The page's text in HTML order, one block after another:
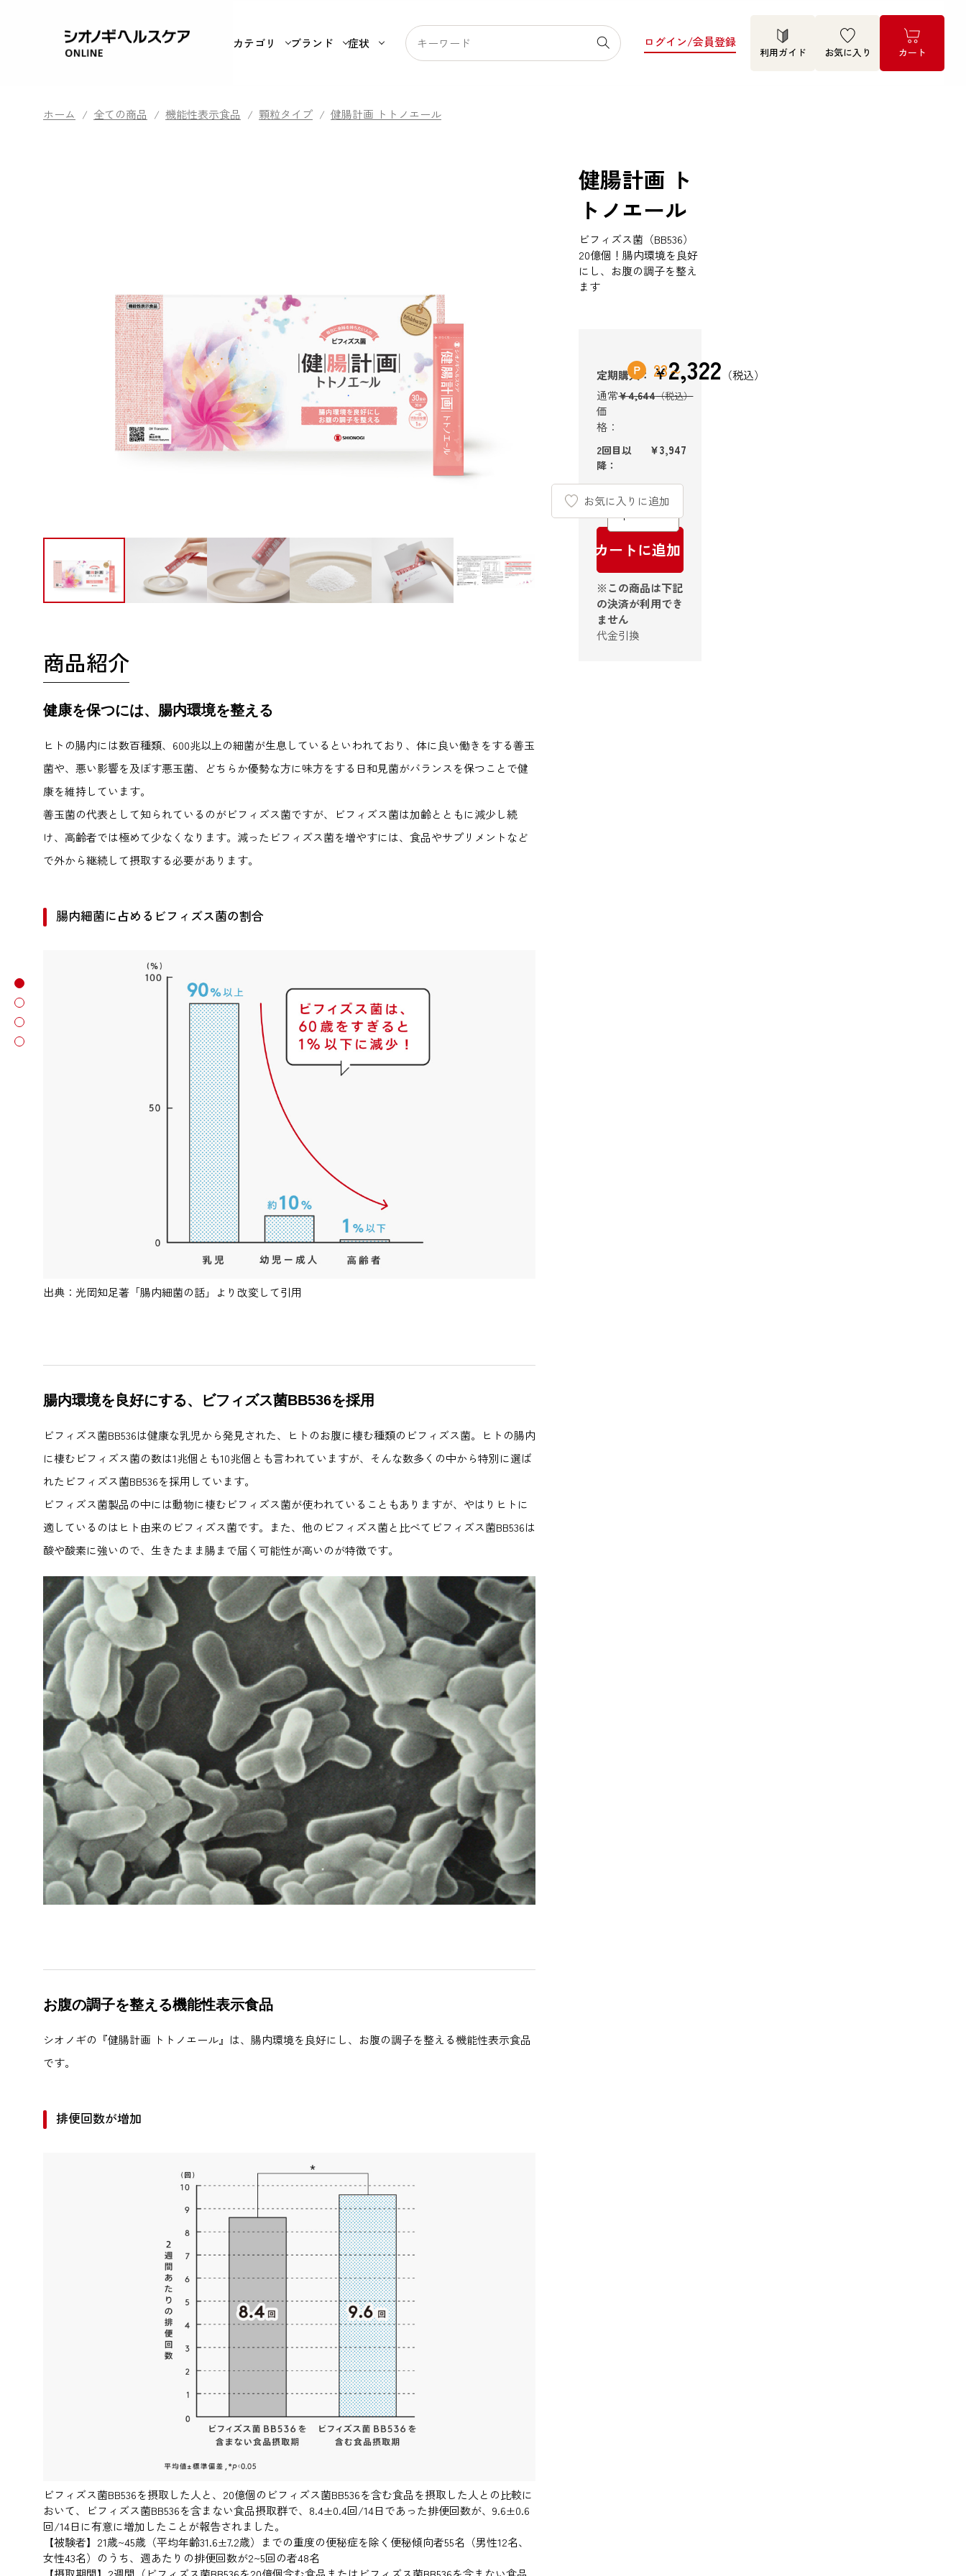
カテゴリ ブランド 症状 ログイン/会員登録
利用ガイド お気に入り カート
ホーム / 全ての商品 / 機能性表示食品 / 顆粒タイプ / 健腸計画 トトノエール
商品紹介
健康を保つには、腸内環境を整える
ヒトの腸内には数百種類、600兆以上の細菌が生息しているといわれており、体に良い働きをする善玉
菌や、悪い影響を及ぼす悪玉菌、どちらか優勢な方に味方をする日和見菌がバランスを保つことで健
康を維持しています。
善玉菌の代表として知られているのがビフィズス菌ですが、ビフィズス菌は加齢とともに減少し続
け、高齢者では極めて少なくなります。減ったビフィズス菌を増やすには、食品やサプリメントなど
で外から継続して摂取する必要があります。
腸内細菌に占めるビフィズス菌の割合
出典：光岡知足著「腸内細菌の話」より改変して引用
腸内環境を良好にする、ビフィズス菌BB536を採用
ビフィズス菌BB536は健康な乳児から発見された、ヒトのお腹に棲む種類のビフィズス菌。ヒトの腸内
に棲むビフィズス菌の数は1兆個とも10兆個とも言われていますが、そんな数多くの中から特別に選ば
れたビフィズス菌BB536を採用しています。
ビフィズス菌製品の中には動物に棲むビフィズス菌が使われていることもありますが、やはりヒトに
適しているのはヒト由来のビフィズス菌です。また、他のビフィズス菌と比べてビフィズス菌BB536は
酸や酸素に強いので、生きたまま腸まで届く可能性が高いのが特徴です。
お腹の調子を整える機能性表示食品
シオノギの『健腸計画 トトノエール』は、腸内環境を良好にし、お腹の調子を整える機能性表示食品
です。
排便回数が増加
ビフィズス菌BB536を摂取した人と、20億個のビフィズス菌BB536を含む食品を摂取した人との比較に
おいて、ビフィズス菌BB536を含まない食品摂取群で、8.4±0.4回/14日であった排便回数が、9.6±0.6
回/14日に有意に増加したことが報告されました。
【被験者】21歳~45歳（平均年齢31.6±7.2歳）までの重度の便秘症を除く便秘傾向者55名（男性12名、
女性43名）のうち、週あたりの排便回数が2~5回の者48名
健腸計画 ト
トノエール
ビフィズス菌（BB536）
20億個！腸内環境を良好
にし、お腹の調子を整え
ます
定期購入： ￥2,322
23
￥4,644
2回目以
降：
￥3,947
カートに追加
お気に入りに追加
※この商品は下記
の決済が利用でき
ません
代金引換